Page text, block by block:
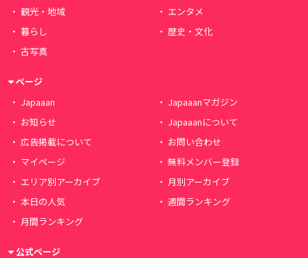
観光・地域
エンタメ
暮らし
歴史・文化
古写真
ページ
Japaaan
Japaaanマガジン
お知らせ
Japaaanについて
広告掲載について
お問い合わせ
マイページ
無料メンバー登録
エリア別アーカイブ
月別アーカイブ
本日の人気
週間ランキング
月間ランキング
公式ページ